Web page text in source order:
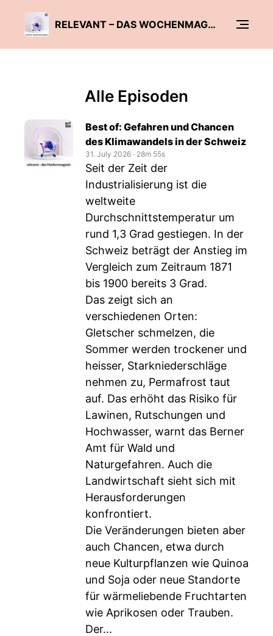
RELEVANT – DAS WOCHENMAGAZIN
Alle Episoden
Best of: Gefahren und Chancen
des Klimawandels in der Schweiz
31. July 2026 ‧ 28m 55s
Seit der Zeit der
Industrialisierung ist die
weltweite
Durchschnittstemperatur um
rund 1,3 Grad gestiegen. In der
Schweiz beträgt der Anstieg im
Vergleich zum Zeitraum 1871
bis 1900 bereits 3 Grad.
Das zeigt sich an
verschiedenen Orten:
Gletscher schmelzen, die
Sommer werden trockener und
heisser, Starkniederschläge
nehmen zu, Permafrost taut
auf. Das erhöht das Risiko für
Lawinen, Rutschungen und
Hochwasser, warnt das Berner
Amt für Wald und
Naturgefahren. Auch die
Landwirtschaft sieht sich mit
Herausforderungen
konfrontiert.
Die Veränderungen bieten aber
auch Chancen, etwa durch
neue Kulturpflanzen wie Quinoa
und Soja oder neue Standorte
für wärmeliebende Fruchtarten
wie Aprikosen oder Trauben.
Der...